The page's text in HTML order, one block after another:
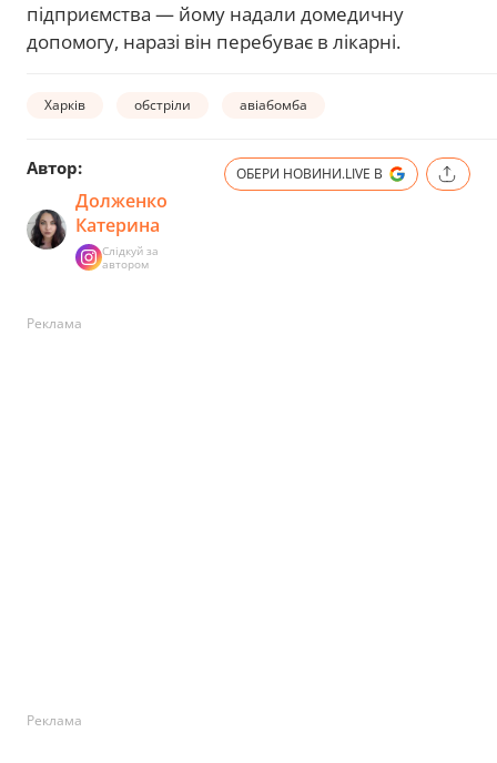
підприємства — йому надали домедичну
допомогу, наразі він перебуває в лікарні.
Харків обстріли авіабомба
Автор:
Долженко
Катерина
Слідкуй за
автором
ОБЕРИ НОВИНИ.LIVE В
Реклама
Реклама